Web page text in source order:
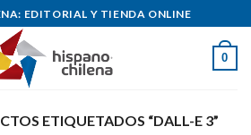
EDITORIAL Y TIENDA ONLINE
0
ETIQUETADOS “DALL-E 3”